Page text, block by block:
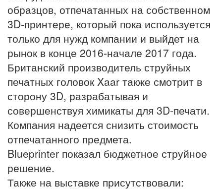
образцов, отпечатанных на собственном
3D-принтере, который пока используется
только для нужд компании и выйдет на
рынок в конце 2016-начале 2017 года.
Британский производитель струйных
печатных головок Xaar также смотрит в
сторону 3D, разрабатывая и
совершенствуя химикаты для 3D-печати.
Компания надеется снизить стоимость
отпечатанного предмета.
Blueprinter показал бюджетное струйное
решение.
Также на выставке присутствовали: